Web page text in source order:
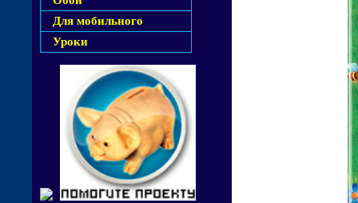
Для мобильного
Уроки